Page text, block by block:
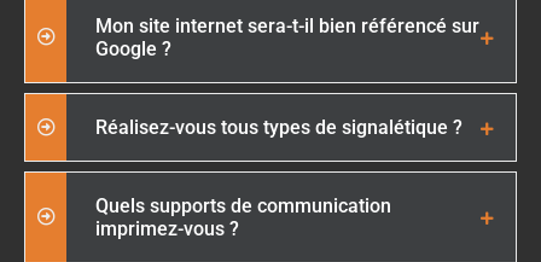
Mon site internet sera-t-il bien référencé sur
Google ?
Réalisez-vous tous types de signalétique ?
Quels supports de communication
imprimez-vous ?